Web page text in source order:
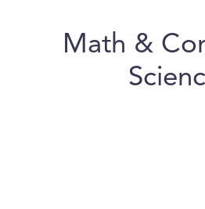
Math &